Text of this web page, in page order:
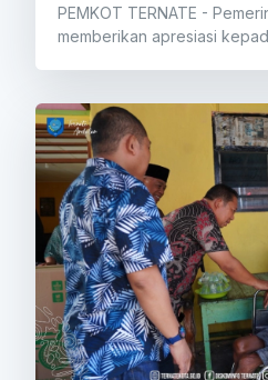
PEMKOT TERNATE -
memberikan apresiasi